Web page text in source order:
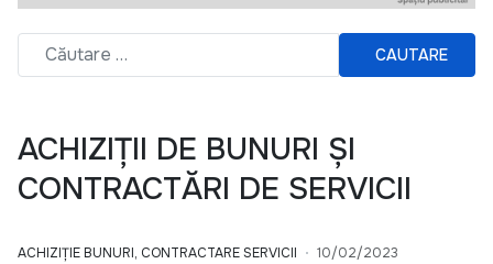
CAUTARE
ACHIZIȚII DE BUNURI ȘI
CONTRACTĂRI DE SERVICII
ACHIZIȚIE BUNURI, CONTRACTARE SERVICII 10/02/2023